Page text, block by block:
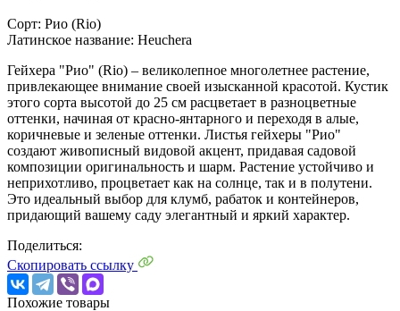
Сорт: Рио (Rio)
Латинское название: Heuchera
Гейхера "Рио" (Rio) – великолепное многолетнее растение,
привлекающее внимание своей изысканной красотой. Кустик
этого сорта высотой до 25 см расцветает в разноцветные
оттенки, начиная от красно-янтарного и переходя в алые,
коричневые и зеленые оттенки. Листья гейхеры "Рио"
создают живописный видовой акцент, придавая садовой
композиции оригинальность и шарм. Растение устойчиво и
неприхотливо, процветает как на солнце, так и в полутени.
Это идеальный выбор для клумб, рабаток и контейнеров,
придающий вашему саду элегантный и яркий характер.
Поделиться:
Скопировать ссылку
Похожие товары